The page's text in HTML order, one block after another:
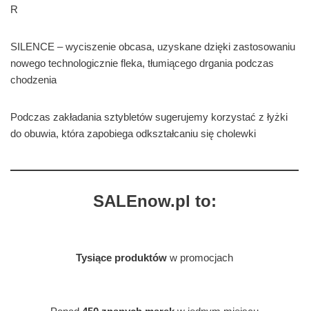
R
SILENCE – wyciszenie obcasa, uzyskane dzięki zastosowaniu
nowego technologicznie fleka, tłumiącego drgania podczas
chodzenia
Podczas zakładania sztybletów sugerujemy korzystać z łyżki
do obuwia, która zapobiega odkształcaniu się cholewki
SALEnow.pl to:
Tysiące produktów w promocjach